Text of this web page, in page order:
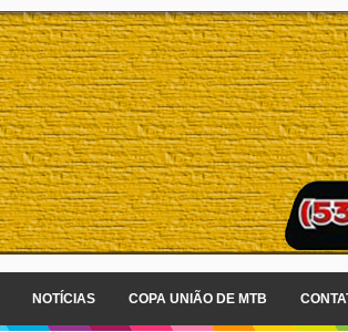
NOTÍCIAS COPA UNIÃO DE MTB